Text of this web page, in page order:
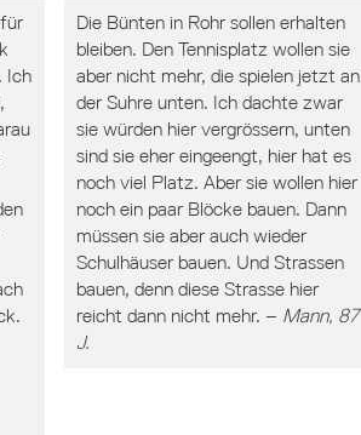
Ich
Die Bünten in Rohr sollen erhalten
bleiben. Den Tennisplatz wollen sie
aber nicht mehr, die spielen jetzt an
der Suhre unten. Ich dachte zwar
sie würden hier vergrössern, unten
sind sie eher eingeengt, hier hat es
noch viel Platz. Aber sie wollen hier
noch ein paar Blöcke bauen. Dann
müssen sie aber auch wieder
Schulhäuser bauen. Und Strassen
bauen, denn diese Strasse hier
reicht dann nicht mehr. – Mann, 87
J.